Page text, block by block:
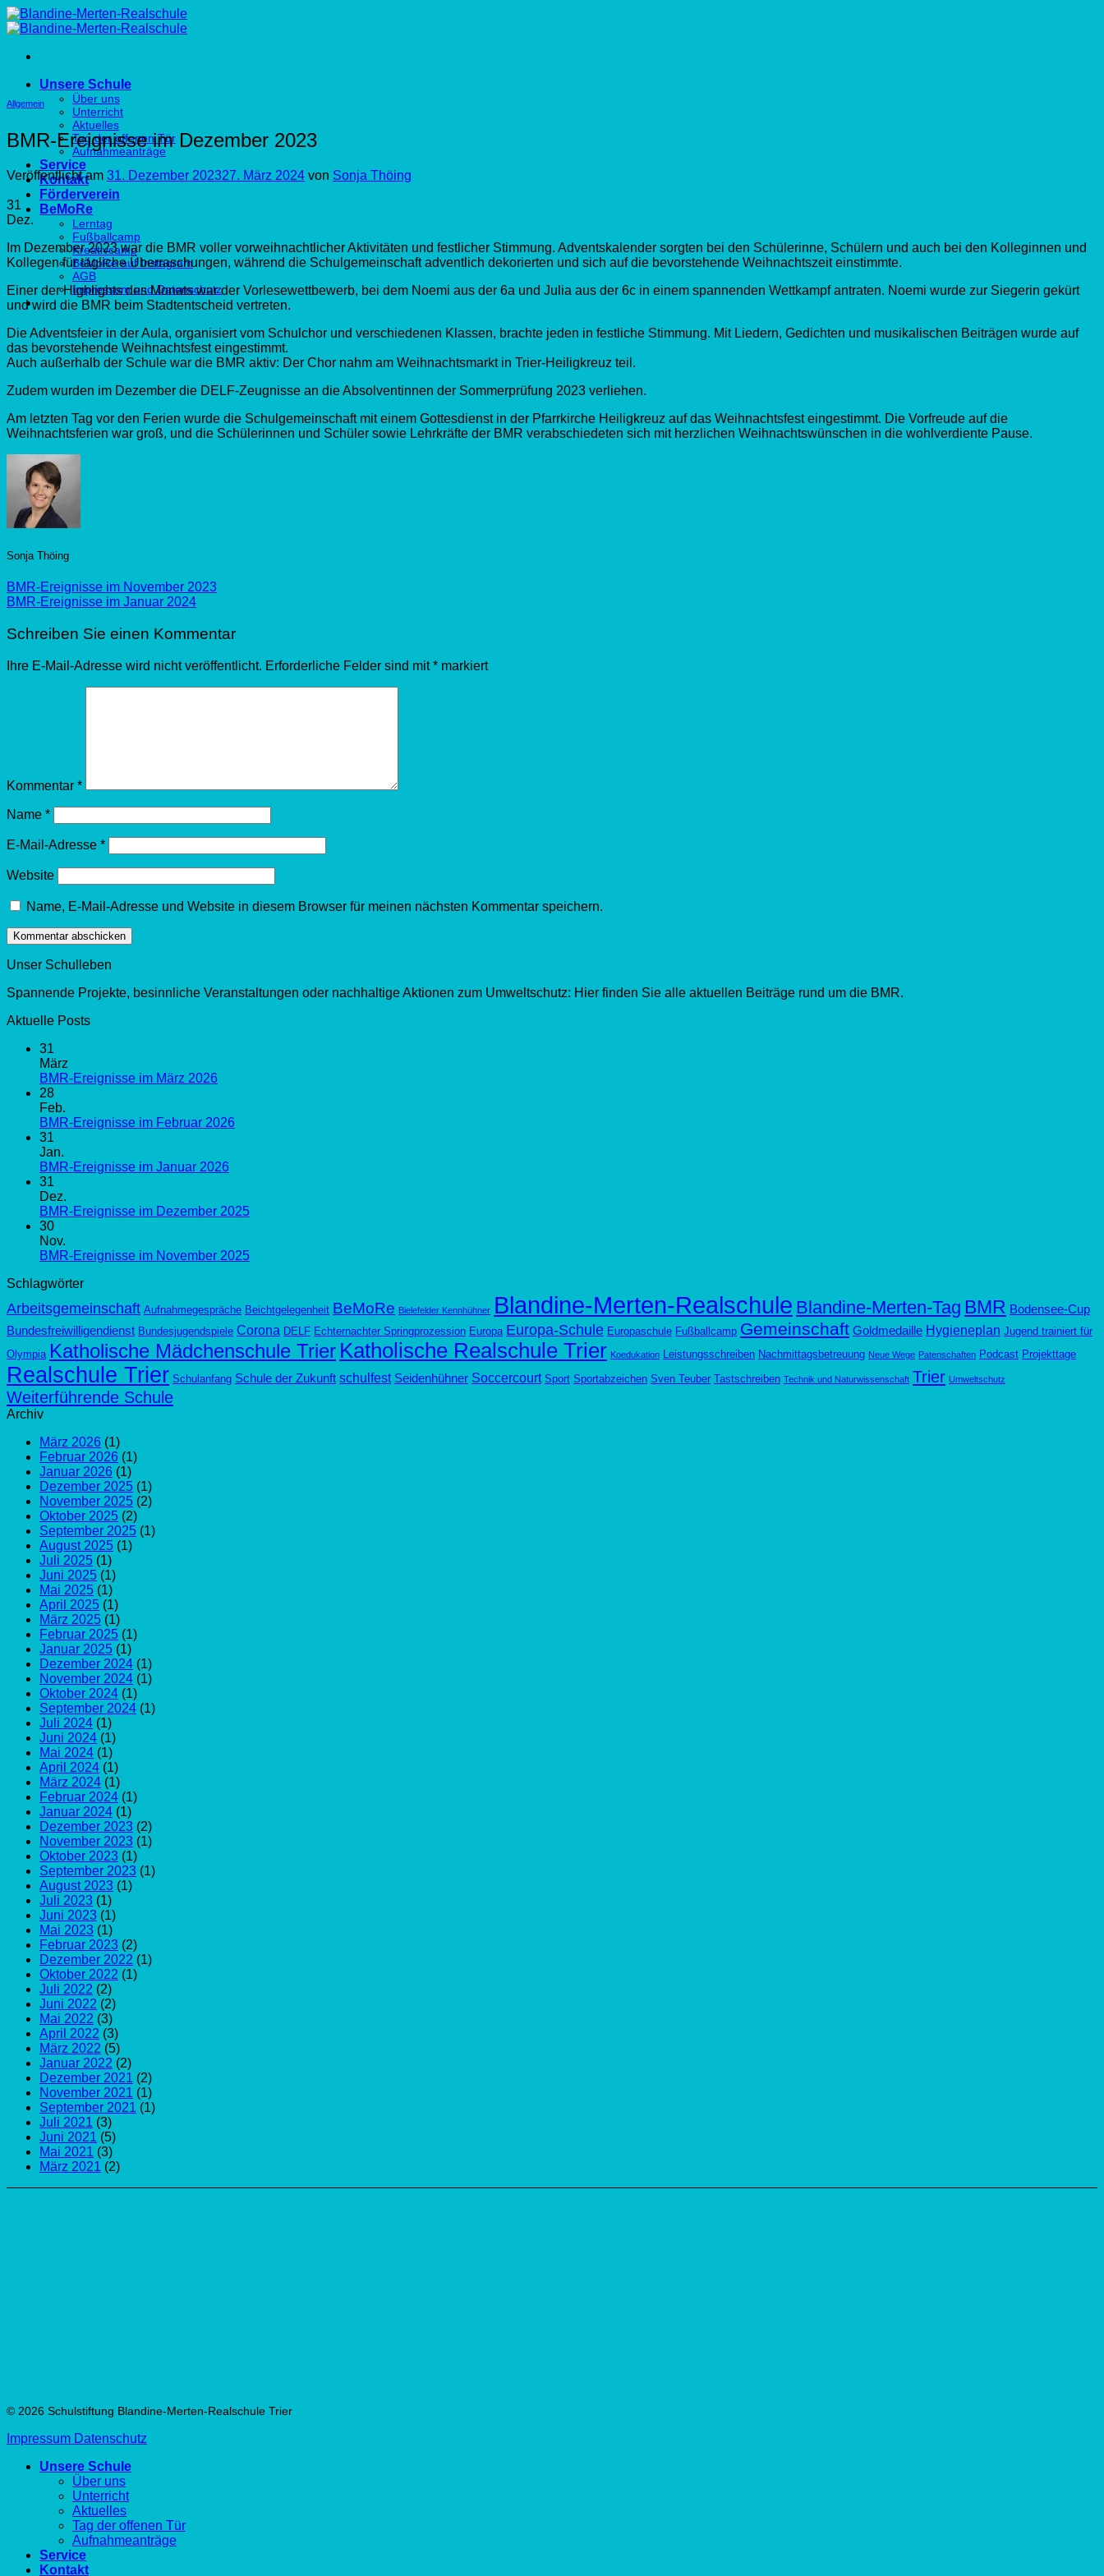
Zum
Inhalt
Unsere Schule
Über uns
Unterricht
Aktuelles
Tag der offenen Tür
Aufnahmeanträge
Service
Kontakt
Förderverein
BeMoRe
Lerntag
Fußballcamp
Kreativcamp
BeMoRe auf Instagram
AGB
Impressum und Datenschutz
Allgemein
BMR-Ereignisse im Dezember 2023
Veröffentlicht am 31. Dezember 202327. März 2024 von Sonja Thöing
31
Dez.
Im Dezember 2023 war die BMR voller vorweihnachtlicher Aktivitäten und festlicher Stimmung. Adventskalender sorgten bei den Schülerinne, Schülern und auch bei den Kolleginnen und
Kollegen für tägliche Überraschungen, während die Schulgemeinschaft adventlich dekorierten und sich auf die bevorstehende Weihnachtszeit einstimmte.
Einer der Highlights des Monats war der Vorlesewettbewerb, bei dem Noemi aus der 6a und Julia aus der 6c in einem spannenden Wettkampf antraten. Noemi wurde zur Siegerin gekürt
und wird die BMR beim Stadtentscheid vertreten.
Die Adventsfeier in der Aula, organisiert vom Schulchor und verschiedenen Klassen, brachte jeden in festliche Stimmung. Mit Liedern, Gedichten und musikalischen Beiträgen wurde auf
das bevorstehende Weihnachtsfest eingestimmt.
Auch außerhalb der Schule war die BMR aktiv: Der Chor nahm am Weihnachtsmarkt in Trier-Heiligkreuz teil.
Zudem wurden im Dezember die DELF-Zeugnisse an die Absolventinnen der Sommerprüfung 2023 verliehen.
Am letzten Tag vor den Ferien wurde die Schulgemeinschaft mit einem Gottesdienst in der Pfarrkirche Heiligkreuz auf das Weihnachtsfest eingestimmt. Die Vorfreude auf die
Weihnachtsferien war groß, und die Schülerinnen und Schüler sowie Lehrkräfte der BMR verabschiedeten sich mit herzlichen Weihnachtswünschen in die wohlverdiente Pause.
Sonja Thöing
BMR-Ereignisse im November 2023
BMR-Ereignisse im Januar 2024
Schreiben Sie einen Kommentar
Ihre E-Mail-Adresse wird nicht veröffentlicht. Erforderliche Felder sind mit* markiert
Kommentar *
Name *
E-Mail-Adresse *
Website
Name, E-Mail-Adresse und Website in diesem Browser für meinen nächsten Kommentar speichern.
Unser Schulleben
Spannende Projekte, besinnliche Veranstaltungen oder nachhaltige Aktionen zum Umweltschutz: Hier finden Sie alle aktuellen Beiträge rund um die BMR.
Aktuelle Posts
31
März
BMR-Ereignisse im März 2026
28
Feb.
BMR-Ereignisse im Februar 2026
31
Jan.
BMR-Ereignisse im Januar 2026
31
Dez.
BMR-Ereignisse im Dezember 2025
30
Nov.
BMR-Ereignisse im November 2025
Schlagwörter
Arbeitsgemeinschaft Aufnahmegespräche Beichtgelegenheit BeMoRe Bielefelder Kennhühner Blandine-Merten-Realschule Blandine-Merten-Tag BMR Bodensee-Cup
Bundesfreiwilligendienst Bundesjugendspiele Corona DELF Echternachter Springprozession Europa Europa-Schule Europaschule Fußballcamp Gemeinschaft Goldmedaille Hygieneplan Jugend trainiert für
Olympia Katholische Mädchenschule Trier Katholische Realschule Trier Koedukation Leistungsschreiben Nachmittagsbetreuung Neue Wege Patenschaften Podcast Projekttage
Realschule Trier Schulanfang Schule der Zukunft schulfest Seidenhühner Soccercourt Sport Sportabzeichen Sven Teuber Tastschreiben Technik und Naturwissenschaft Trier Umweltschutz
Weiterführende Schule
Archiv
März 2026 (1)
Februar 2026 (1)
Januar 2026 (1)
Dezember 2025 (1)
November 2025 (2)
Oktober 2025 (2)
September 2025 (1)
August 2025 (1)
Juli 2025 (1)
Juni 2025 (1)
Mai 2025 (1)
April 2025 (1)
März 2025 (1)
Februar 2025 (1)
Januar 2025 (1)
Dezember 2024 (1)
November 2024 (1)
Oktober 2024 (1)
September 2024 (1)
Juli 2024 (1)
Juni 2024 (1)
Mai 2024 (1)
April 2024 (1)
März 2024 (1)
Februar 2024 (1)
Januar 2024 (1)
Dezember 2023 (2)
November 2023 (1)
Oktober 2023 (1)
September 2023 (1)
August 2023 (1)
Juli 2023 (1)
Juni 2023 (1)
Mai 2023 (1)
Februar 2023 (2)
Dezember 2022 (1)
Oktober 2022 (1)
Juli 2022 (2)
Juni 2022 (2)
Mai 2022 (3)
April 2022 (3)
März 2022 (5)
Januar 2022 (2)
Dezember 2021 (2)
November 2021 (1)
September 2021 (1)
Juli 2021 (3)
Juni 2021 (5)
Mai 2021 (3)
März 2021 (2)
© 2026 Schulstiftung Blandine-Merten-Realschule Trier
Impressum Datenschutz
Unsere Schule
Über uns
Unterricht
Aktuelles
Tag der offenen Tür
Aufnahmeanträge
Service
Kontakt